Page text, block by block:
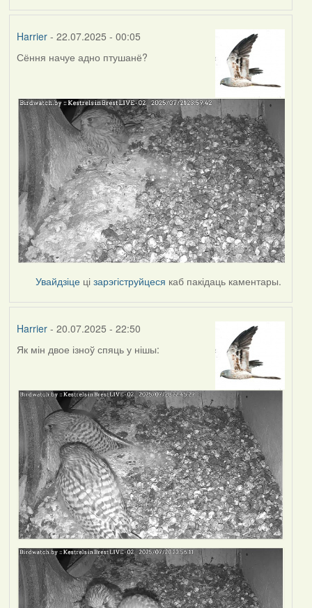
Harrier- 22.07.2025 - 00:05
Сёння начуе адно птушанё?
Увайдзіце цізарэгіструйцеся каб пакідаць каментары.
Harrier- 20.07.2025 - 22:50
Як мін двое ізноў спяць у нішы: